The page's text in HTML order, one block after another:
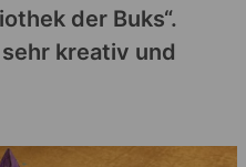
der Buks“.
kreativ und